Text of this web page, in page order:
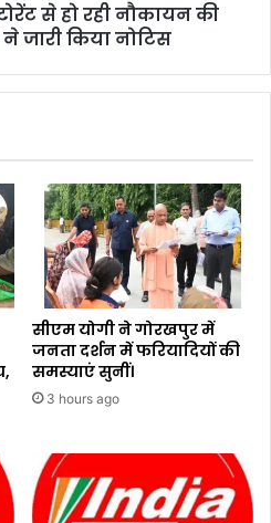
से हो रही नौकायन की
जारी किया नोटिस
सीएम योगी ने गोरखपुर में
जनता दर्शन में फरियादियों की
समस्याएं सुनीं।
3 hours ago